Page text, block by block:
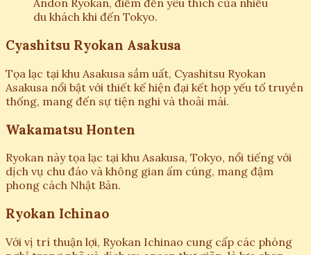
Andon Ryokan, điểm đến yêu thích của nhiều
du khách khi đến Tokyo.
Cyashitsu Ryokan Asakusa
Tọa lạc tại khu Asakusa sầm uất, Cyashitsu Ryokan
Asakusa nổi bật với thiết kế hiện đại kết hợp yếu tố truyền
thống, mang đến sự tiện nghi và thoải mái.
Wakamatsu Honten
Ryokan này tọa lạc tại khu Asakusa, Tokyo, nổi tiếng với
dịch vụ chu đáo và không gian ấm cúng, mang đậm
phong cách Nhật Bản.
Ryokan Ichinao
Với vị trí thuận lợi, Ryokan Ichinao cung cấp các phòng